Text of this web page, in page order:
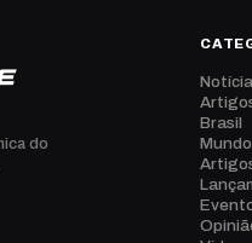
do
Brasil
Mundo